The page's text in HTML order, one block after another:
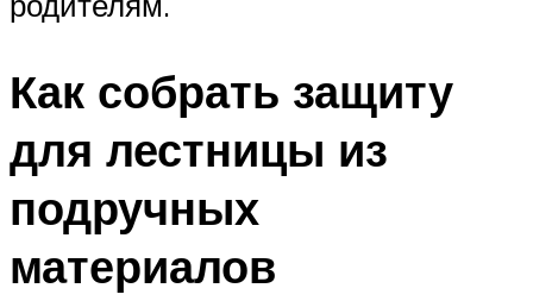
Как собрать защиту
для лестницы из
подручных
материалов